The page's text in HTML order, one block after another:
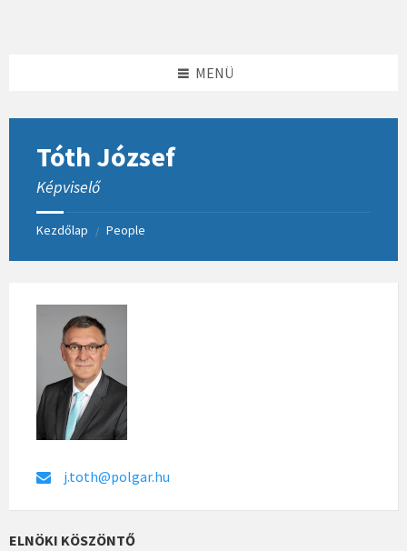
MENÜ
Tóth József
Képviselő
Kezdőlap / People
j.toth@polgar.hu
ELNÖKI KÖSZÖNTŐ